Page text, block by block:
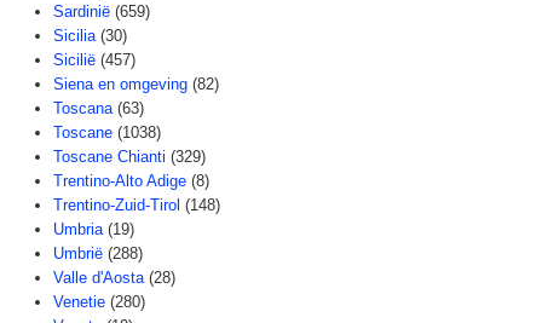
Sardinië (659)
Sicilia (30)
Sicilië (457)
Siena en omgeving (82)
Toscana (63)
Toscane (1038)
Toscane Chianti (329)
Trentino-Alto Adige (8)
Trentino-Zuid-Tirol (148)
Umbria (19)
Umbrië (288)
Valle d'Aosta (28)
Venetie (280)